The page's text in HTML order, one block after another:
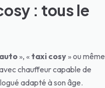
: tous le
», « taxi cosy » ou même
chauffeur capable de
adapté à son âge.